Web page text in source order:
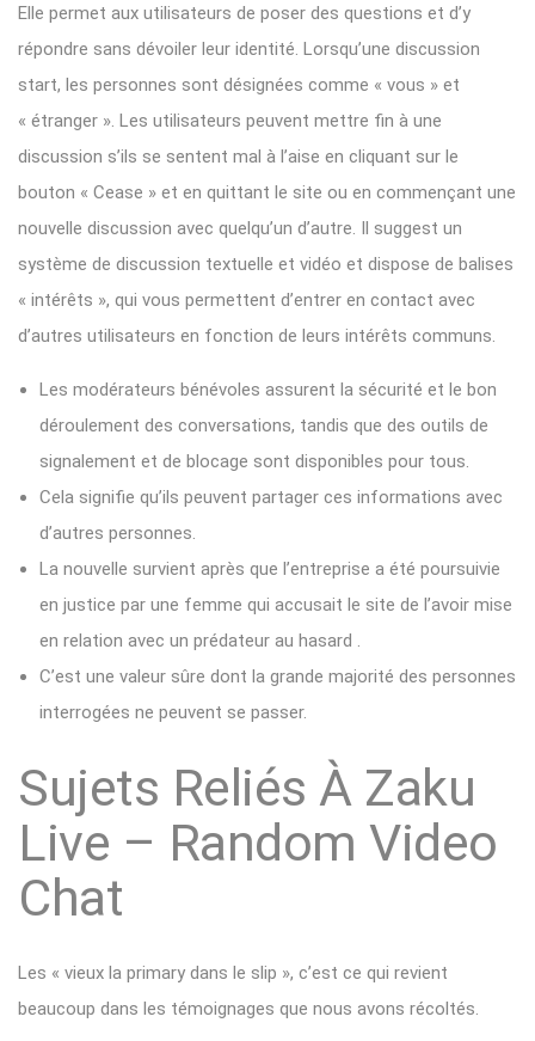
Elle permet aux utilisateurs de poser des questions et d’y
répondre sans dévoiler leur identité. Lorsqu’une discussion
start, les personnes sont désignées comme « vous » et
« étranger ». Les utilisateurs peuvent mettre fin à une
discussion s’ils se sentent mal à l’aise en cliquant sur le
bouton « Cease » et en quittant le site ou en commençant une
nouvelle discussion avec quelqu’un d’autre. Il suggest un
système de discussion textuelle et vidéo et dispose de balises
« intérêts », qui vous permettent d’entrer en contact avec
d’autres utilisateurs en fonction de leurs intérêts communs.
Les modérateurs bénévoles assurent la sécurité et le bon
déroulement des conversations, tandis que des outils de
signalement et de blocage sont disponibles pour tous.
Cela signifie qu’ils peuvent partager ces informations avec
d’autres personnes.
La nouvelle survient après que l’entreprise a été poursuivie
en justice par une femme qui accusait le site de l’avoir mise
en relation avec un prédateur au hasard .
C’est une valeur sûre dont la grande majorité des personnes
interrogées ne peuvent se passer.
Sujets Reliés À Zaku
Live – Random Video
Chat
Les « vieux la primary dans le slip », c’est ce qui revient
beaucoup dans les témoignages que nous avons récoltés.